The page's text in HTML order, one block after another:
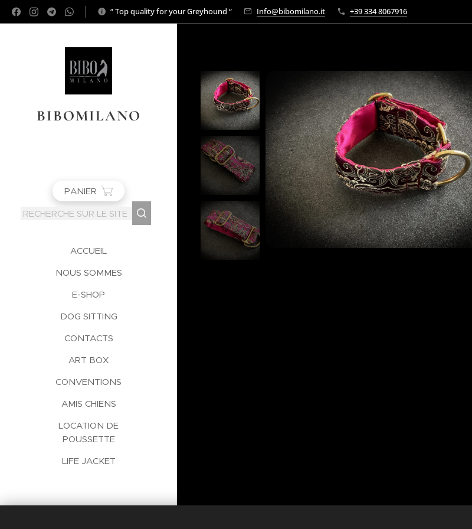
“ Top quality for your Greyhound “ Info@bibomilano.it +39 334 8067916
BIBOMILANO
PANIER
ACCUEIL
NOUS SOMMES
E-SHOP
DOG SITTING
CONTACTS
ART BOX
CONVENTIONS
AMIS CHIENS
LOCATION DE
POUSSETTE
LIFE JACKET